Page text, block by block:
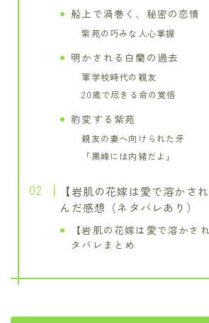
船上で渦巻く、秘密の恋情
紫苑の巧みな人心掌握
明かされる白蘭の過去
軍学校時代の親友
20歳で尽きる命の覚悟
豹変する紫苑
親友の妻へ向けられた牙
「黒峰には内緒だよ」
【岩肌の花嫁は愛で溶かさ
んだ感想（ネタバレあり）
【岩肌の花嫁は愛で溶かさ
タバレまとめ